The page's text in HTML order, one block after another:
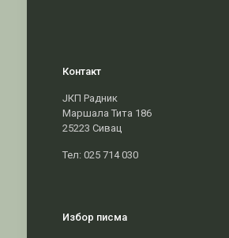
Контакт
ЈКП Радник
Маршала Тита 186
25223 Сивац
Тел: 025 714 030
Избор писма